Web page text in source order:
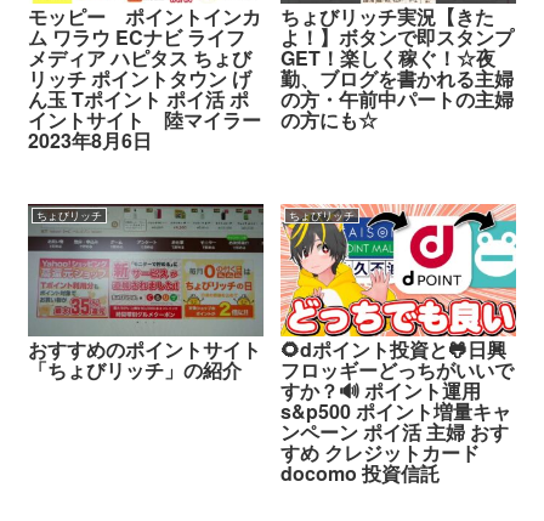
モッピー ポイントインカ
ム ワラウ ECナビ ライフ
メディア ハピタス ちょび
リッチ ポイントタウン げ
ん玉 Tポイント ポイ活 ポ
イントサイト 陸マイラー
2023年8月6日
ちょびリッチ実況【きた
よ！】ボタンで即スタンプ
GET！楽しく稼ぐ！☆夜
勤、ブログを書かれる主婦
の方・午前中パートの主婦
の方にも☆
ちょびリッチ
おすすめのポイントサイト
「ちょびリッチ」の紹介
ちょびリッチ
🌻dポイント投資と🐸日興
フロッギーどっちがいいで
すか？🔊 ポイント運用
s&p500 ポイント増量キャ
ンペーン ポイ活 主婦 おす
すめ クレジットカード
docomo 投資信託